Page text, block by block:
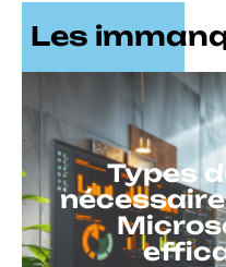
Les
Types